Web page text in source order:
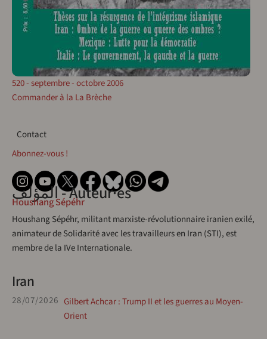
520 - septembre - octobre 2006
Commander à la La Brèche
Contact
Contact
Abonnez-vous !
المؤلف - Auteur·esHoushang Sépéhr
Houshang Sépéhr, militant marxiste-révolutionnaire iranien exilé,
animateur de Solidarité avec les travailleurs en Iran (STI), est
membre de la IVe Internationale.
Iran
28/07/2026 Gilbert Achcar : Trump II et les guerres au Moyen-
Orient